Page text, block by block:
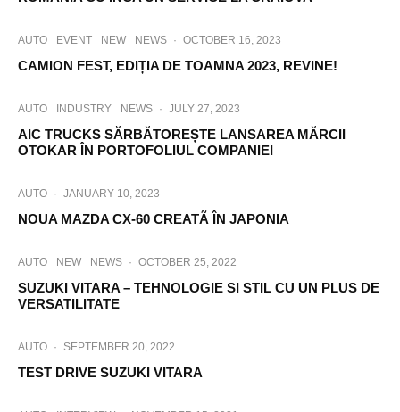
AUTO EVENT NEW NEWS · OCTOBER 16, 2023
CAMION FEST, EDIȚIA DE TOAMNA 2023, REVINE!
AUTO INDUSTRY NEWS · JULY 27, 2023
AIC TRUCKS SĂRBĂTOREȘTE LANSAREA MĂRCII
OTOKAR ÎN PORTOFOLIUL COMPANIEI
AUTO · JANUARY 10, 2023
NOUA MAZDA CX-60 CREATÃ ÎN JAPONIA
AUTO NEW NEWS · OCTOBER 25, 2022
SUZUKI VITARA – TEHNOLOGIE SI STIL CU UN PLUS DE
VERSATILITATE
AUTO · SEPTEMBER 20, 2022
TEST DRIVE SUZUKI VITARA